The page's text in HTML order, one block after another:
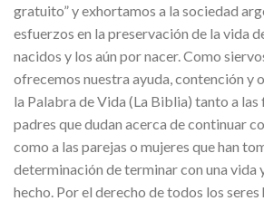
gratuito” y exhortamos a la sociedad
esfuerzos en la preservación de la vida
nacidos y los aún por nacer. Como
ofrecemos nuestra ayuda, contención y
la Palabra de Vida (La Biblia) tanto a
padres que dudan acerca de continuar
como a las parejas o mujeres que han
determinación de terminar con una vida
hecho. Por el derecho de todos los seres